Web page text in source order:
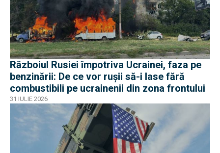
Războiul Rusiei împotriva Ucrainei, faza pe
benzinării: De ce vor rușii să-i lase fără
combustibili pe ucrainenii din zona frontului
31 IULIE 2026